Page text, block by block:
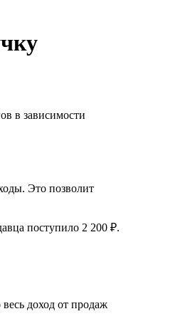
в зависимости
Это позволит
поступило 2 200 ₽.
доход от продаж